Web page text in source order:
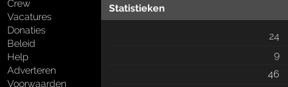
Crew
Vacatures
Donaties
Beleid
Help
Adverteren
Voorwaarden
Statistieken
24
9
46